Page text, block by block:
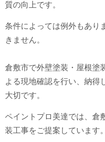
質の向上です。
条件によっては例外もあり
きません。
倉敷市で外壁塗装・屋根塗
よる現地確認を行い、納得
大切です。
ペイントプロ美達では、倉
装工事をご提案しています。